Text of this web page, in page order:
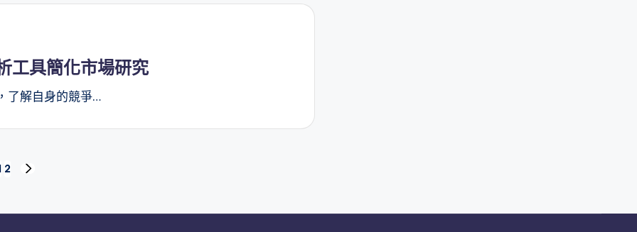
工具簡化市場研究
了解自身的競爭…
2